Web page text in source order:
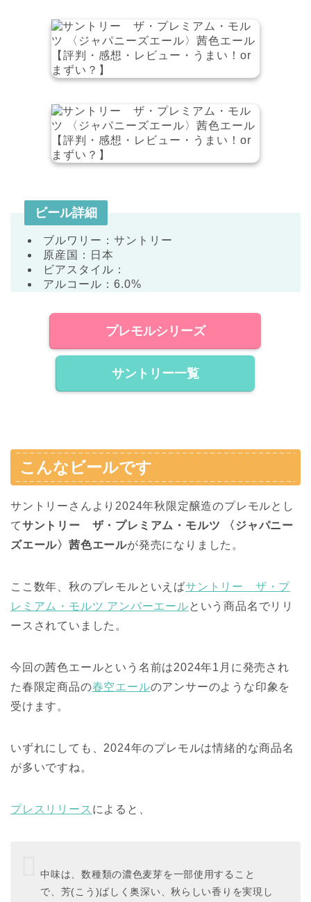
ビール詳細
ブルワリー：サントリー
原産国：日本
ビアスタイル：
アルコール：6.0%
プレモルシリーズ
サントリー一覧
こんなビールです
サントリーさんより2024年秋限定醸造のプレモルとし
てサントリー ザ・プレミアム・モルツ 〈ジャパニー
ズエール〉茜色エールが発売になりました。
ここ数年、秋のプレモルといえばサントリー ザ・プ
レミアム・モルツ アンバーエールという商品名でリリ
ースされていました。
今回の茜色エールという名前は2024年1月に発売され
た春限定商品の春空エールのアンサーのような印象を
受けます。
いずれにしても、2024年のプレモルは情緒的な商品名
が多いですね。
プレスリリース によると、
中味は、数種類の濃色麦芽を一部使用すること
で、芳(こう)ばしく奥深い、秋らしい香りを実現し